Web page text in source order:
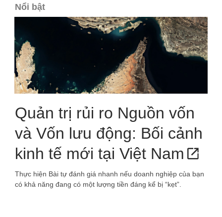
Nổi bật
Quản trị rủi ro Nguồn vốn
và Vốn lưu động: Bối cảnh
kinh tế mới tại Việt Nam
Thực hiện Bài tự đánh giá nhanh nếu doanh nghiệp của bạn
có khả năng đang có một lượng tiền đáng kể bị “kẹt”.